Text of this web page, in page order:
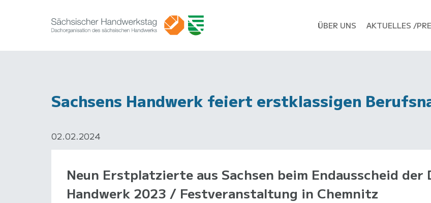
ÜBER UNS AKTUELLES /
Sachsens Handwerk feiert erstklassigen
02.02.2024
Neun Erstplatzierte aus Sachsen beim Endausscheid
Handwerk 2023 / Festveranstaltung in Chemnitz